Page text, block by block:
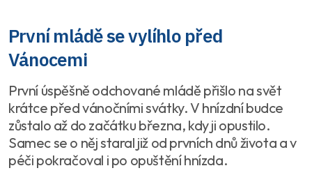
První mládě se vylíhlo před
Vánocemi
První úspěšně odchované mládě přišlo na svět
krátce před vánočními svátky. V hnízdní budce
zůstalo až do začátku března, kdy ji opustilo.
Samec se o něj staral již od prvních dnů života a v
péči pokračoval i po opuštění hnízda.